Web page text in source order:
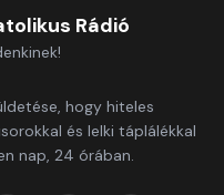
Rádió
hogy hiteles
és lelki táplálékkal
nap, 24 órában.